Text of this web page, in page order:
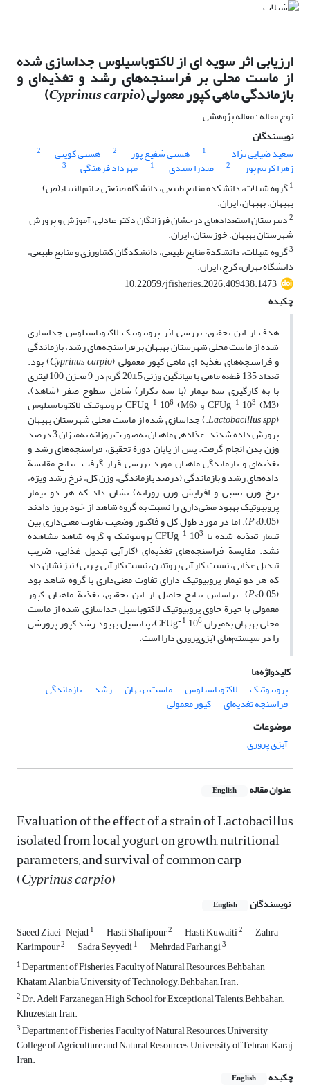
ارزیابی اثر سویه ای از لاکتوباسیلوس جداسازی شده
از ماست محلی بر فراسنجه‌‌های رشد و تغذیه‌ای و
بازماندگی ماهی کپور معمولی (Cyprinus carpio
)
نوع مقاله : مقاله پژوهشی
نویسندگان
سعید ضیایی نژاد
1 هستی شفیع پور 2 هستی کویتی 2
زهرا کریم پور 2 صدرا سیدی 1 مهرداد فرهنگی
3
1گروه شیلات، دانشکدة منابع طبیعی، دانشگاه صنعتی خاتم النبیاء(ص)
بهبهان، بهبهان، ایران.
2دبیرستان استعدادهای درخشان فرزانگان دکتر عادلی، آموزش و پرورش
شهرستان بهبهان، خوزستان، ایران.
3گروه شیلات، دانشکدة منابع طبیعی، دانشکدگان کشاورزی و منابع طبیعی،
دانشگاه تهران، کرج، ایران.
10.22059/jfisheries.2026.409438.1473
چکیده
هدف از این تحقیق، بررسی اثر پروبیوتیک لاکتوباسیلوس­­ جداسازی
شده از ماست محلی شهرستان بهبهان بر فراسنجه‌های رشد، بازماندگی
و فراسنجه‌­های تغذیه ­ای ماهی کپور معمولی (Cyprinus carpio
)بود.
تعداد 135 قطعه ماهی با میانگین وزنی 5±20 گرم در 9 مخزن 100 لیتری
با به کارگیری سه تیمار (با سه تکرار) شامل سطوح صفر (شاهد)،
(M3) CFUg
-1 103 و (M6) CFUg -1 106 پروبیوتیک لاکتوباسیلوس
(
Lactobacillus spp.) جداسازی شده از ماست محلی شهرستان بهبهان
پرورش داده شدند. غذادهی ماهیان به‌صورت روزانه به‌میزان 3 درصد
وزن بدن انجام گرفت. پس از پایان دورة تحقیق، فراسنجه‌های رشد و
تغذیه‌ای و بازماندگی ماهیان مورد بررسی قرار گرفت. نتایج مقایسة
داده‌های رشد و بازماندگی (درصد بازماندگی، وزن کل، نرخ رشد ویژه،
نرخ وزن نسبی و افزایش وزن روزانه) نشان داد که هر دو تیمار
پروبیوتیک بهبود معنی‌داری را نسبت به گروه شاهد از خود بروز دادند
(0.05>
P). اما در مورد طول کل و فاکتور وضعیت تفاوت معنی‌داری بین
تیمار تغذیه شده با CFUg -1 103 پروبیوتیک و گروه شاهد مشاهده
نشد. مقایسة فراسنجه‌های تغذیه‌ای (کارآیی تبدیل غذایی، ضریب
تبدیل غذایی، نسبت کارآیی پروتئین، نسبت کارآیی چربی) نیز نشان داد
که هر دو تیمار پروبیوتیک دارای تفاوت معنی‌داری با گروه شاهد بود
(0.05>
P). براساس نتایج حاصل از این تحقیق، تغذیة ماهیان کپور
معمولی با جیرة حاوی پروبیوتیک لاکتوباسیل جداسازی شده از ماست
محلی بهبهان به‌میزان CFUg -1 106 ، پتانسیل بهبود رشد کپور پرورشی
را در سیستم‌های آبزی‌پروری دارا است.
کلیدواژه‌ها
پروبیوتیک
لاکتوباسیلوس ماست بهبهان رشد بازماندگی
فراسنجه‌‌ تغذیه‌ای
کپور معمولی
موضوعات
آبزی پروری
عنوان مقاله English
Evaluation of the effect of a strain of Lactobacillus
isolated from local yogurt on growth, nutritional
parameters, and survival of common carp
(Cyprinus carpio)
نویسندگان English
Saeed Ziaei-Nejad1 Hasti Shafipour2 Hasti Kuwaiti2 Zahra
Karimpour2 Sadra Seyyedi1 Mehrdad Farhangi3
1Department of Fisheries, Faculty of Natural Resources, Behbahan
Khatam Alanbia University of Technology, Behbahan, Iran.
2Dr. Adeli Farzanegan High School for Exceptional Talents, Behbahan,
Khuzestan, Iran.
3Department of Fisheries, Faculty of Natural Resources, University
College of Agriculture and Natural Resources, University of Tehran, Karaj,
Iran.
چکیده
English